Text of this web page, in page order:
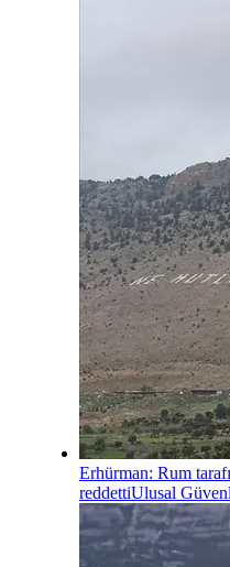
Erhürman: Rum
reddettiUlusal